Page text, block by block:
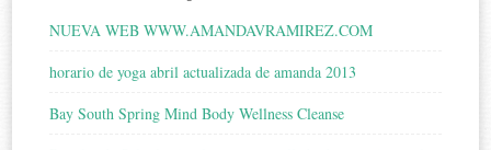
NUEVA WEB WWW.AMANDAVRAMIREZ.COM
horario de yoga abril actualizada de amanda 2013
Bay South Spring Mind Body Wellness Cleanse